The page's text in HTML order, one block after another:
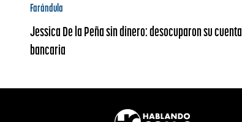
Farándula
Jessica De la Peña sin dinero: desocuparon su cuenta
bancaria